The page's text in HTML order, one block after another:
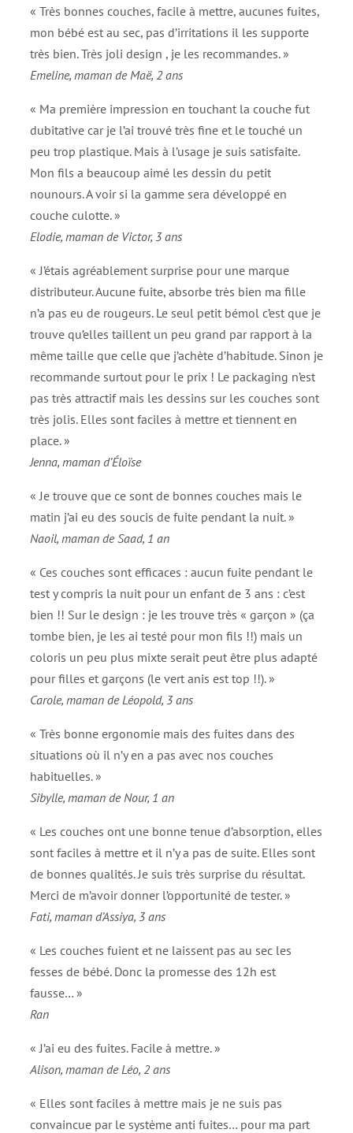
« Très bonnes couches, facile à mettre, aucunes fuites,
mon bébé est au sec, pas d’irritations il les supporte
très bien. Très joli design , je les recommandes. »
Emeline, maman de Maë, 2 ans
« Ma première impression en touchant la couche fut
dubitative car je l’ai trouvé très fine et le touché un
peu trop plastique. Mais à l’usage je suis satisfaite.
Mon fils a beaucoup aimé les dessin du petit
nounours. A voir si la gamme sera développé en
couche culotte. »
Elodie, maman de Victor, 3 ans
« J’étais agréablement surprise pour une marque
distributeur. Aucune fuite, absorbe très bien ma fille
n’a pas eu de rougeurs. Le seul petit bémol c’est que je
trouve qu’elles taillent un peu grand par rapport à la
même taille que celle que j’achète d’habitude. Sinon je
recommande surtout pour le prix ! Le packaging n’est
pas très attractif mais les dessins sur les couches sont
très jolis. Elles sont faciles à mettre et tiennent en
place. »
Jenna, maman d’Éloïse
« Je trouve que ce sont de bonnes couches mais le
matin j’ai eu des soucis de fuite pendant la nuit. »
Naoil, maman de Saad, 1 an
« Ces couches sont efficaces : aucun fuite pendant le
test y compris la nuit pour un enfant de 3 ans : c’est
bien !! Sur le design : je les trouve très « garçon » (ça
tombe bien, je les ai testé pour mon fils !!) mais un
coloris un peu plus mixte serait peut être plus adapté
pour filles et garçons (le vert anis est top !!). »
Carole, maman de Léopold, 3 ans
« Très bonne ergonomie mais des fuites dans des
situations où il n’y en a pas avec nos couches
habituelles. »
Sibylle, maman de Nour, 1 an
« Les couches ont une bonne tenue d’absorption, elles
sont faciles à mettre et il n’y a pas de suite. Elles sont
de bonnes qualités. Je suis très surprise du résultat.
Merci de m’avoir donner l’opportunité de tester. »
Fati, maman d’Assiya, 3 ans
« Les couches fuient et ne laissent pas au sec les
fesses de bébé. Donc la promesse des 12h est
fausse… »
Ran
« J’ai eu des fuites. Facile à mettre. »
Alison, maman de Léo, 2 ans
« Elles sont faciles à mettre mais je ne suis pas
convaincue par le système anti fuites… pour ma part